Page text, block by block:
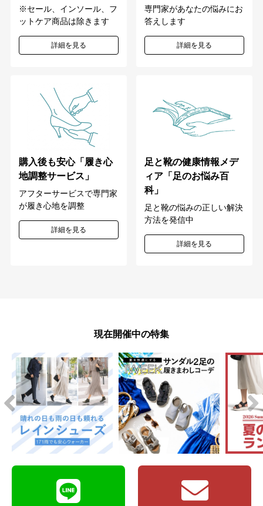
※セール、インソール、フ
ットケア商品は除きます
詳細を見る
専門家があなたの悩みにお
答えします
詳細を見る
購入後も安心「履き心
地調整サービス」
アフターサービスで専門家
が履き心地を調整
詳細を見る
足と靴の健康情報メデ
ィア「足のお悩み百
科」
足と靴の悩みの正しい解決
方法を発信中
詳細を見る
現在開催中の特集